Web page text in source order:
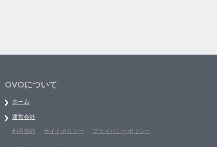
OVOについて
ホーム
運営会社
利用規約
サイトポリシー プライバシーポリシー